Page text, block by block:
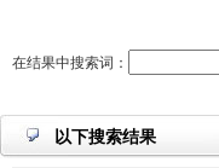
在结果中搜索词：
以下搜索结果